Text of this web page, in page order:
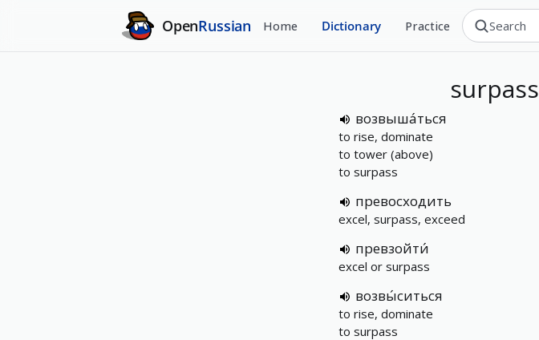
OpenRussian Home Dictionary Practice
surpass
возвыша́ться
to rise, dominate
to tower (above)
to surpass
превосходить
excel, surpass, exceed
превзойти́
excel or surpass
возвы́ситься
to rise, dominate
to surpass